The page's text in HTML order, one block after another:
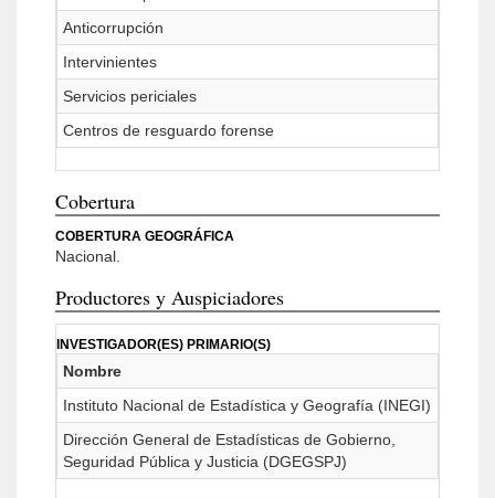
Anticorrupción
Intervinientes
Servicios periciales
Centros de resguardo forense
Cobertura
COBERTURA GEOGRÁFICA
Nacional.
Productores y Auspiciadores
INVESTIGADOR(ES) PRIMARIO(S)
Nombre
Instituto Nacional de Estadística y Geografía (INEGI)
Dirección General de Estadísticas de Gobierno,
Seguridad Pública y Justicia (DGEGSPJ)